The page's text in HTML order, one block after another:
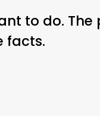
to do.
facts.